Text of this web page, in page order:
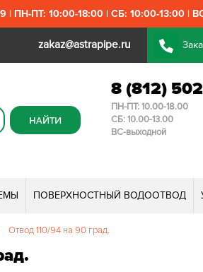
ПТ: 10:00-18:00 | СБ: 10:00-13:00 |
zakaz@astrapipe.ru
8 (812)
ПН-ПТ: 10.00-18.00
СБ: 10.00-13.00
ВС-выходной
ПОВЕРХНОСТНЫЙ ВОДООТВОД
Отвод 110/94 на 90 град.